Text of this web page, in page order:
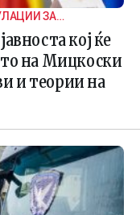
ЗА
кој ќе
на Мицкоски
и теории на